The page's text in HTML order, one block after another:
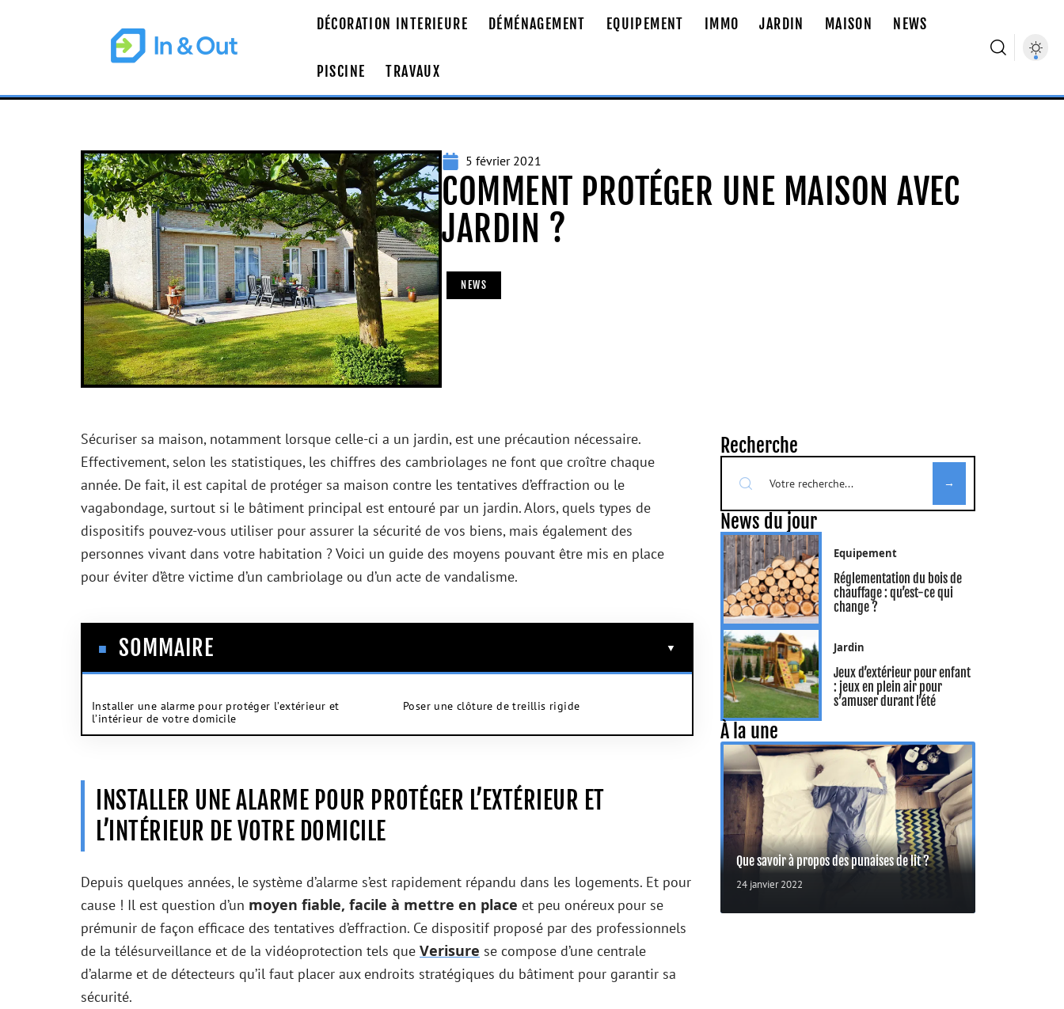
DÉCORATION INTERIEURE DÉMÉNAGEMENT EQUIPEMENT IMMO JARDIN MAISON NEWS
PISCINE TRAVAUX
5 février 2021
COMMENT PROTÉGER UNE MAISON AVEC
JARDIN ?
NEWS
Sécuriser sa maison, notamment lorsque celle-ci a un jardin, est une précaution nécessaire.
Effectivement, selon les statistiques, les chiffres des cambriolages ne font que croître chaque
année. De fait, il est capital de protéger sa maison contre les tentatives d’effraction ou le
vagabondage, surtout si le bâtiment principal est entouré par un jardin. Alors, quels types de
dispositifs pouvez-vous utiliser pour assurer la sécurité de vos biens, mais également des
personnes vivant dans votre habitation ? Voici un guide des moyens pouvant être mis en place
pour éviter d’être victime d’un cambriolage ou d’un acte de vandalisme.
SOMMAIRE
Installer une alarme pour protéger l’extérieur et
l’intérieur de votre domicile
Poser une clôture de treillis rigide
INSTALLER UNE ALARME POUR PROTÉGER L’EXTÉRIEUR ET
L’INTÉRIEUR DE VOTRE DOMICILE
Depuis quelques années, le système d’alarme s’est rapidement répandu dans les logements. Et pour
cause ! Il est question d’un moyen fiable, facile à mettre en place et peu onéreux pour se
prémunir de façon efficace des tentatives d’effraction. Ce dispositif proposé par des professionnels
de la télésurveillance et de la vidéoprotection tels que Verisure se compose d’une centrale
d’alarme et de détecteurs qu’il faut placer aux endroits stratégiques du bâtiment pour garantir sa
sécurité.
Recherche
News du jour
Equipement
Réglementation du bois de
chauffage : qu’est-ce qui
change ?
Jardin
Jeux d’extérieur pour enfant
: jeux en plein air pour
s’amuser durant l’été
À la une
Que savoir à propos des punaises de lit ?
24 janvier 2022